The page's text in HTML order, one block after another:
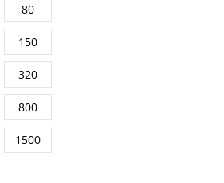
80
150
320
800
1500